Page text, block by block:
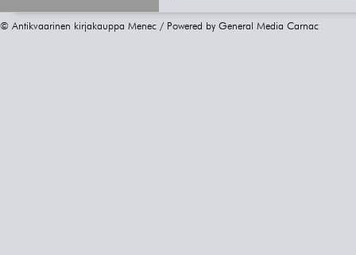
© Antikvaarinen kirjakauppa Menec / Powered by General Media Carnac